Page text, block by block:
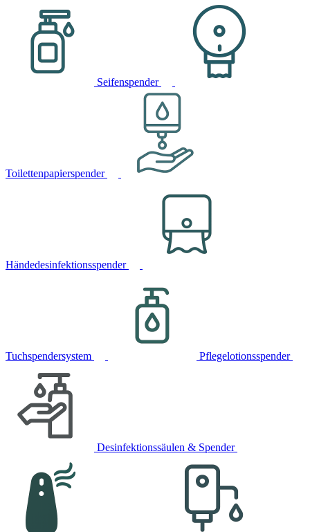
Seifenspender
Toilettenpapierspender
Händedesinfektionsspender
Tuchspendersystem Pflegelotionsspender
Desinfektionssäulen & Spender